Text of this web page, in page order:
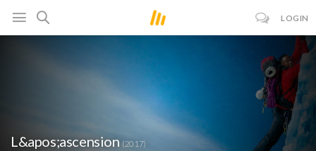
LOGIN
L&apos;ascension (2017)